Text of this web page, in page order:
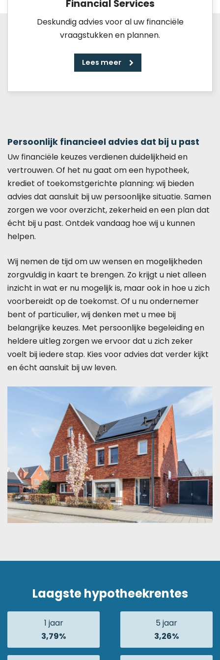
Financial Services
Deskundig advies voor al uw financiële
vraagstukken en plannen.
Lees meer
Persoonlijk financieel advies dat bij u past
Uw financiële keuzes verdienen duidelijkheid en
vertrouwen. Of het nu gaat om een hypotheek,
krediet of toekomstgerichte planning: wij bieden
advies dat aansluit bij uw persoonlijke situatie. Samen
zorgen we voor overzicht, zekerheid en een plan dat
écht bij u past. Ontdek vandaag hoe wij u kunnen
helpen.
Wij nemen de tijd om uw wensen en mogelijkheden
zorgvuldig in kaart te brengen. Zo krijgt u niet alleen
inzicht in wat er nu mogelijk is, maar ook in hoe u zich
voorbereidt op de toekomst. Of u nu ondernemer
bent of particulier, wij denken met u mee bij
belangrijke keuzes. Met persoonlijke begeleiding en
heldere uitleg zorgen we ervoor dat u zich zeker
voelt bij iedere stap. Kies voor advies dat verder kijkt
en écht aansluit bij uw leven.
Laagste hypotheekrentes
1 jaar
3,79%
5 jaar
3,26%